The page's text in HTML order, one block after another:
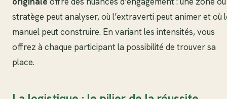
stratège peut analyser, où l’extraverti peut animer et où
manuel peut construire. En variant les intensités, vous
offrez à chaque participant la possibilité de trouver sa
place.